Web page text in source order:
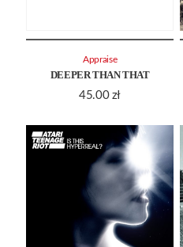
DEEPER THAN THAT
45.00 zł
Appraise